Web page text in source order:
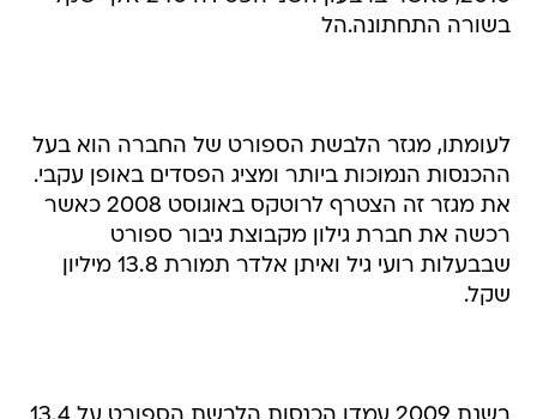
בשורה התחתונה.הל
לעומתו, מגזר הלבשת הספורט של החברה הוא בעל
ההכנסות הנמוכות ביותר ומציג הפסדים באופן עקבי.
את מגזר זה הצטרף לרוטקס באוגוסט 2008 כאשר
רכשה את חברת גילון מקבוצת גיבור ספורט
שבבעלות רועי גיל ואיתן אלדר תמורת 13.8 מיליון
שקל.